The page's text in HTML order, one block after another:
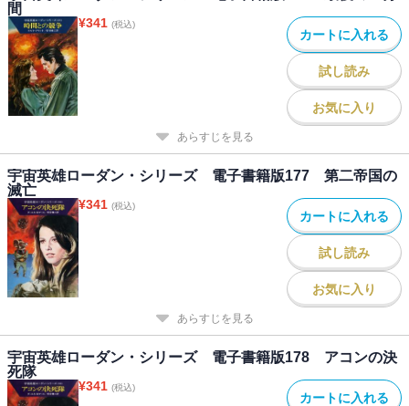
間
¥341 (税込)
カートに入れる
試し読み
お気に入り
あらすじを見る
宇宙英雄ローダン・シリーズ 電子書籍版177 第二帝国の
滅亡
¥341 (税込)
カートに入れる
試し読み
お気に入り
あらすじを見る
宇宙英雄ローダン・シリーズ 電子書籍版178 アコンの決
死隊
¥341 (税込)
カートに入れる